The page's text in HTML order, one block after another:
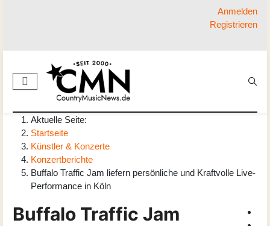
Anmelden
Registrieren
Aktuelle Seite:
Startseite
Künstler & Konzerte
Konzertberichte
Buffalo Traffic Jam liefern persönliche und Kraftvolle Live-
Performance in Köln
Buffalo Traffic Jam